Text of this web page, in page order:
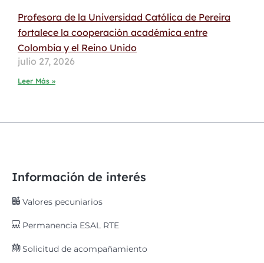
Profesora de la Universidad Católica de Pereira
fortalece la cooperación académica entre
Colombia y el Reino Unido
julio 27, 2026
Leer Más »
Información de interés
Valores pecuniarios
Permanencia ESAL RTE
Solicitud de acompañamiento